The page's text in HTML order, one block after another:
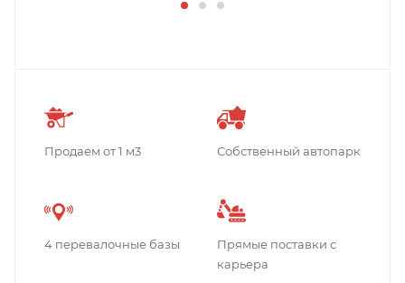
Продаем от 1 м3 Собственный автопарк
4 перевалочные базы
Прямые поставки с
карьера